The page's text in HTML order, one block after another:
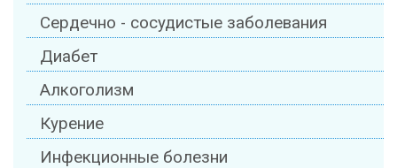
Сердечно - сосудистые заболевания
Диабет
Алкоголизм
Курение
Инфекционные болезни